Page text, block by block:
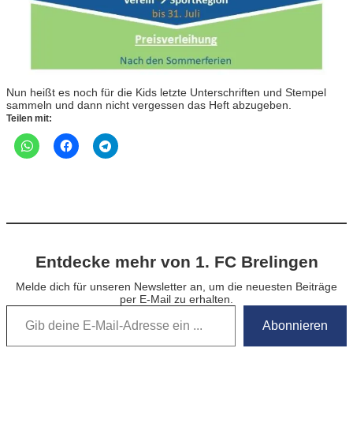
Nun heißt es noch für die Kids letzte Unterschriften und Stempel
sammeln und dann nicht vergessen das Heft abzugeben.
Teilen mit:
Entdecke mehr von 1. FC Brelingen
Melde dich für unseren Newsletter an, um die neuesten Beiträge
per E-Mail zu erhalten.
Gib deine E-Mail-Adresse ein …
Abonnieren